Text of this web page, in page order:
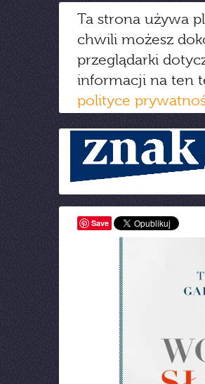
Ta strona używa
chwili możesz
przeglądarki
informacji na ten
polityce
Save